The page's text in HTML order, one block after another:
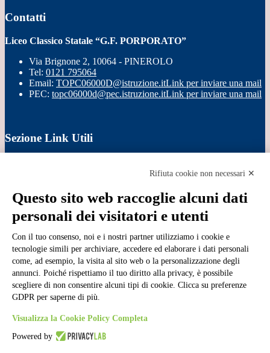
Contatti
Liceo Classico Statale “G.F. PORPORATO”
Via Brignone 2, 10064 - PINEROLO
Tel: 0121 795064
Email: TOPC06000D@istruzione.itLink per inviare una mail
PEC: topc06000d@pec.istruzione.itLink per inviare una mail
Sezione Link Utili
Ufficio Relazioni con il Pubblico
Dichiarazione di accessibilità
Obiettivi di accessibilità
Gestione consensi cookie
Amministrazione trasparente
Pagina visualizzata
22100 volte
Sezione Copyright
Copyright 2026 | Engineered and powered by Gruppo Spaggiari
Parma S.p.A. | Divisione Publishing & New Social Media
Rifiuta cookie non necessari ✕
Questo sito web raccoglie alcuni dati
personali dei visitatori e utenti
Con il tuo consenso, noi e i nostri partner utilizziamo i cookie e
tecnologie simili per archiviare, accedere ed elaborare i dati personali
come, ad esempio, la visita al sito web o la personalizzazione degli
annunci. Poiché rispettiamo il tuo diritto alla privacy, è possibile
scegliere di non consentire alcuni tipi di cookie. Clicca su preferenze
GDPR per saperne di più.
Visualizza la Cookie Policy Completa
Powered by